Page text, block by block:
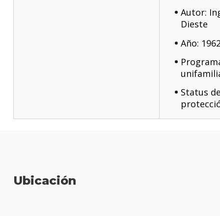
Autor:
Dieste
Año:
Status
Ubicación